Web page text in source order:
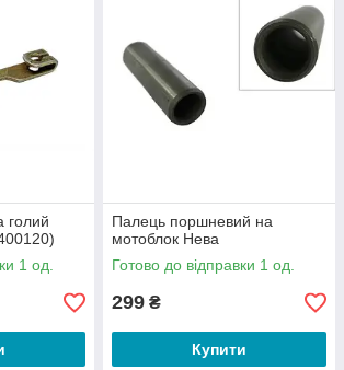
голий
1 од.
Палець поршневий на
мотоблок Нева
Готово до відправки 1 од.
299 ₴
Купити